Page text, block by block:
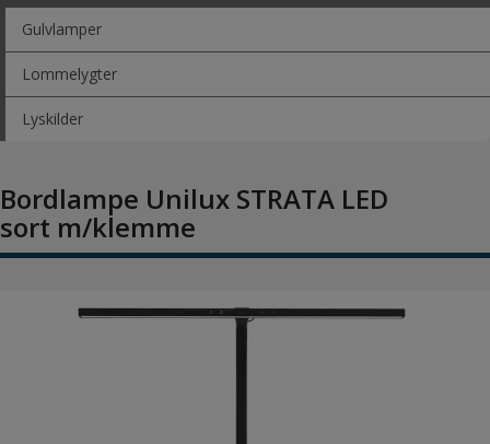
Gulvlamper
Lommelygter
Lyskilder
Bordlampe Unilux STRATA LED
sort m/klemme